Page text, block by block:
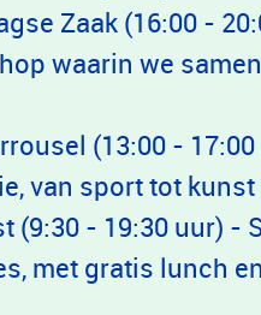
Zaak (16:00 -
waarin we
(13:00 -
van sport tot
(9:30 - 19:30 uur) -
met gratis lunch